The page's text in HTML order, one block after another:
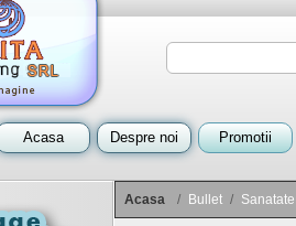
Acasa Despre noi Promotii
Acasa / Bullet / Sanatate